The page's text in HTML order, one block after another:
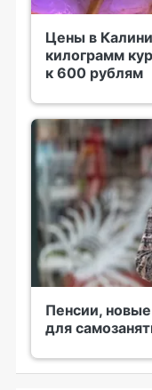
Цены в
килограмм
к 600 рублям
Пенсии,
для